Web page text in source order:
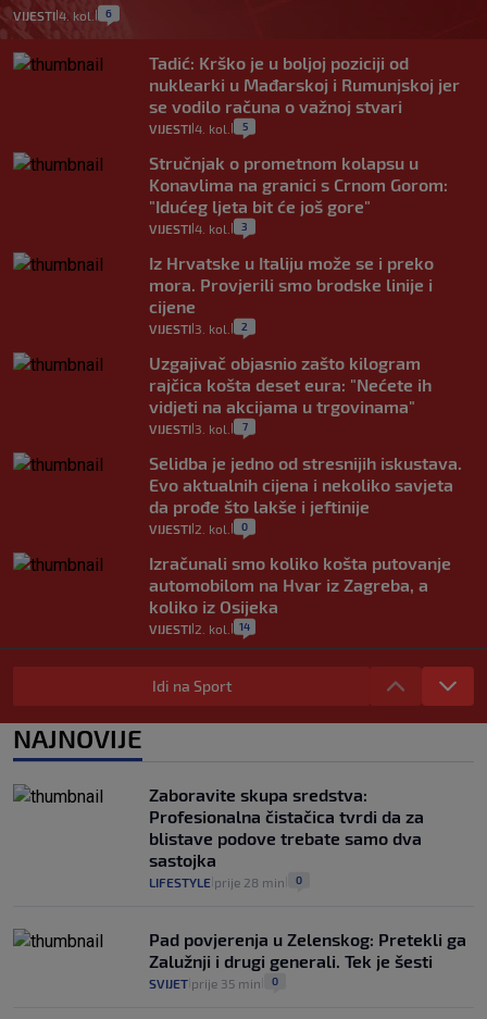
VIJESTI 4. kol. 6
Tadić: Krško je u boljoj poziciji od
nuklearki u Mađarskoj i Rumunjskoj jer
se vodilo računa o važnoj stvari
VIJESTI 4. kol. 5
Stručnjak o prometnom kolapsu u
Konavlima na granici s Crnom Gorom:
"Idućeg ljeta bit će još gore"
VIJESTI 4. kol. 3
Iz Hrvatske u Italiju može se i preko
mora. Provjerili smo brodske linije i
cijene
VIJESTI 3. kol. 2
Uzgajivač objasnio zašto kilogram
rajčica košta deset eura: "Nećete ih
vidjeti na akcijama u trgovinama"
VIJESTI 3. kol. 7
Selidba je jedno od stresnijih iskustava.
Evo aktualnih cijena i nekoliko savjeta
da prođe što lakše i jeftinije
VIJESTI 2. kol. 0
Izračunali smo koliko košta putovanje
automobilom na Hvar iz Zagreba, a
koliko iz Osijeka
VIJESTI 2. kol. 14
"Kći je otišla na more, a zaboravila
zdravstvenu iskaznicu". Kakva su prava
pacijenata izvan mjesta prebivališta?
VIJESTI 1. kol. 1
se dogodilo ništa. Vlada se zaljubila u te
intervencije"
VIJESTI 30. srp. 25
Idi na Sport
NAJNOVIJE
Zaboravite skupa sredstva:
Profesionalna čistačica tvrdi da za
blistave podove trebate samo dva
sastojka
LIFESTYLE prije 28 min 0
Pad povjerenja u Zelenskog: Pretekli ga
Zalužnji i drugi generali. Tek je šesti
SVIJET prije 35 min 0